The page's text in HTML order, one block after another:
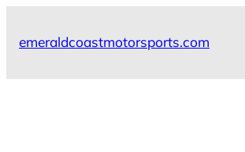
emeraldcoastmotorsports.com